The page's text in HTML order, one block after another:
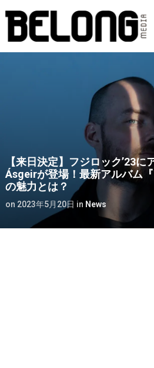
【来日決定】フジロック’23
Ásgeirが登場！最新アルバム『
の魅力とは？
on 2023年5月20日 in News